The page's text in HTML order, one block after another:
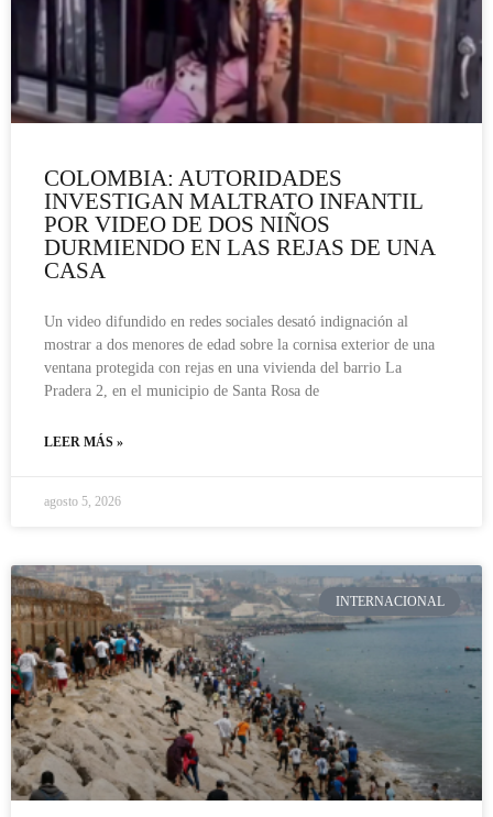
COLOMBIA: AUTORIDADES
INVESTIGAN MALTRATO INFANTIL
POR VIDEO DE DOS NIÑOS
DURMIENDO EN LAS REJAS DE UNA
CASA
Un video difundido en redes sociales desató indignación al
mostrar a dos menores de edad sobre la cornisa exterior de una
ventana protegida con rejas en una vivienda del barrio La
Pradera 2, en el municipio de Santa Rosa de
LEER MÁS »
agosto 5, 2026
INTERNACIONAL